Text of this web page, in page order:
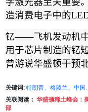
造消费电子中的
钇——飞机发动机
用于芯片制造的钇
曾游说华盛顿干预北
关键词: 特朗普、格陵兰、中国
关联阅读： 华盛顿稀土峰会：
部